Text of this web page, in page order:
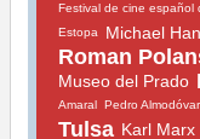
Festival de cine español
Estopa
Michael
Roman
Museo del Prado
Amaral Pedro Almodóvar
Tulsa Karl Marx